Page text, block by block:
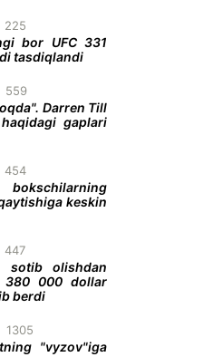
225
bor UFC 331
tasdiqlandi
559
Darren Till
gaplari
454
bokschilarning
keskin
447
sotib olishdan
380 000 dollar
berdi
1305
"vyzov"iga